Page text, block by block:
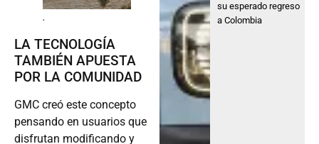
.
LA TECNOLOGÍA
TAMBIÉN APUESTA
POR LA COMUNIDAD
GMC creó este concepto
pensando en usuarios que
disfrutan modificando y
su esperado regreso
a Colombia